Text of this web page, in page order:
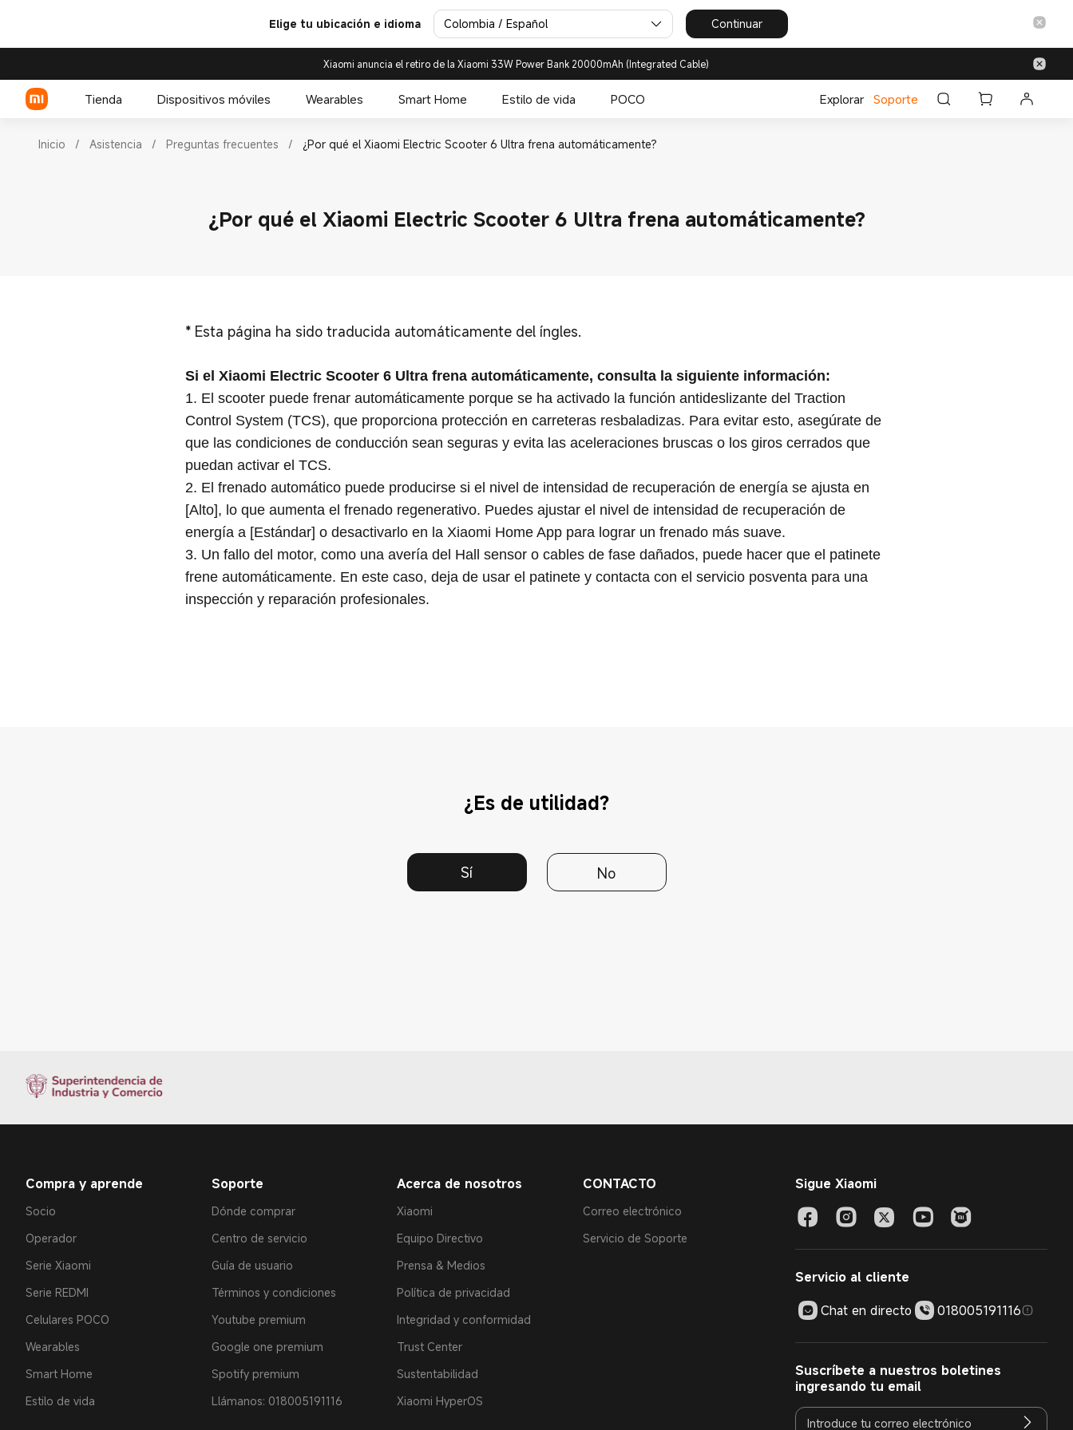
Elige tu ubicación e idioma Colombia / Español Continuar
Xiaomi anuncia el retiro de la Xiaomi 33W Power Bank 20000mAh (Integrated Cable)
Tienda Dispositivos móviles Wearables Smart Home Estilo de vida POCO Explorar Soporte
Inicio / Asistencia / Preguntas frecuentes / ¿Por qué el Xiaomi Electric Scooter 6 Ultra frena automáticamente?
¿Por qué el Xiaomi Electric Scooter 6 Ultra frena automáticamente?
* Esta página ha sido traducida automáticamente del íngles.
Si el Xiaomi Electric Scooter 6 Ultra frena automáticamente, consulta la siguiente información:
1. El scooter puede frenar automáticamente porque se ha activado la función antideslizante del Traction
Control System (TCS), que proporciona protección en carreteras resbaladizas. Para evitar esto, asegúrate de
que las condiciones de conducción sean seguras y evita las aceleraciones bruscas o los giros cerrados que
puedan activar el TCS.
2. El frenado automático puede producirse si el nivel de intensidad de recuperación de energía se ajusta en
[Alto], lo que aumenta el frenado regenerativo. Puedes ajustar el nivel de intensidad de recuperación de
energía a [Estándar] o desactivarlo en la Xiaomi Home App para lograr un frenado más suave.
3. Un fallo del motor, como una avería del Hall sensor o cables de fase dañados, puede hacer que el patinete
frene automáticamente. En este caso, deja de usar el patinete y contacta con el servicio posventa para una
inspección y reparación profesionales.
¿Es de utilidad?
Sí No
Compra y aprende
Socio
Operador
Serie Xiaomi
Serie REDMI
Celulares POCO
Wearables
Smart Home
Estilo de vida
Soporte
Dónde comprar
Centro de servicio
Guía de usuario
Términos y condiciones
Youtube premium
Google one premium
Spotify premium
Llámanos: 018005191116
Acerca de nosotros
Xiaomi
Equipo Directivo
Prensa & Medios
Política de privacidad
Integridad y conformidad
Trust Center
Sustentabilidad
Xiaomi HyperOS
CONTACTO
Correo electrónico
Servicio de Soporte
Sigue Xiaomi
Servicio al cliente
Chat en directo
018005191116
Suscríbete a nuestros boletines
ingresando tu email